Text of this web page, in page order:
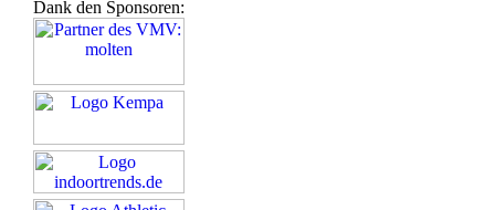
Dank den Sponsoren: